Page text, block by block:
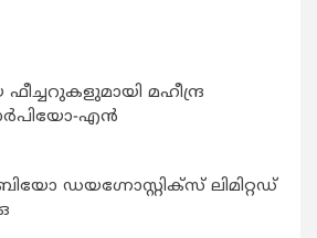
മഹീന്ദ്ര
എൻ
ഡയഗ്നോസ്റ്റിക്സ് ലിമിറ്റഡ്